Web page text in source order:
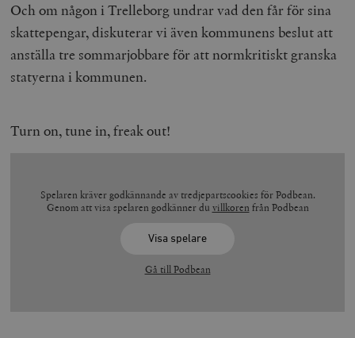
Och om någon i Trelleborg undrar vad den får för sina
skattepengar, diskuterar vi även kommunens beslut att
anställa tre sommarjobbare för att normkritiskt granska
statyerna i kommunen.
Turn on, tune in, freak out!
Spelaren kräver godkännande av tredjepartscookies för Podbean.
Genom att visa spelaren godkänner du villkoren från Podbean
Visa spelare
Gå till Podbean